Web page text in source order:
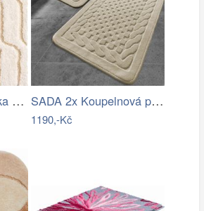
Koupelnová předložka VOGUE SADA 2x Koupelnová předložka BAMBI 60…
1190,-Kč